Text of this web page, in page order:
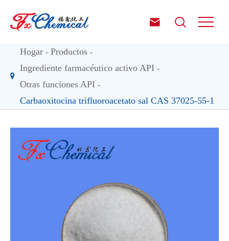
 
Hogar
Productos
Ingrediente farmacéutico activo API
Otras funciones API
Carbaoxitocina trifluoroacetato sal CAS 37025-55-1